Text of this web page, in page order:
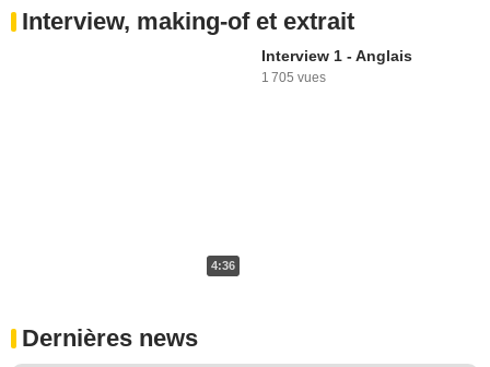
Interview, making-of et extrait
4:36
Interview 1 - Anglais
1 705 vues
Dernières news